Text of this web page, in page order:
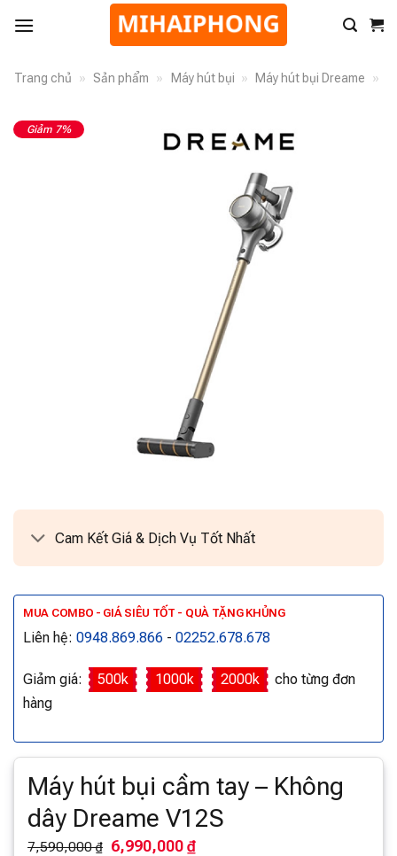
Trang chủ » Sản phẩm » Máy hút bụi » Máy hút bụi Dreame »
Giảm 7%
Cam Kết Giá & Dịch Vụ Tốt Nhất
MUA COMBO - GIÁ SIÊU TỐT - QUÀ TẶNG KHỦNG
Liên hệ: 0948.869.866 - 02252.678.678
Giảm giá: 500k 1000k 2000k
cho từng đơn
hàng
Máy hút bụi cầm tay – Không
dây Dreame V12S
7,590,000 ₫ 6,990,000 ₫